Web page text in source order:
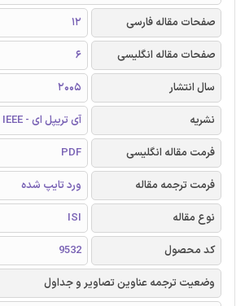
صفحات مقاله فارسی
12
صفحات مقاله انگلیسی
6
سال انتشار
2005
نشریه
آی تریپل ای - IEEE
فرمت مقاله انگلیسی
PDF
فرمت ترجمه مقاله
ورد تایپ شده
نوع مقاله
ISI
کد محصول
9532
وضعیت ترجمه عناوین تصاویر و جداول